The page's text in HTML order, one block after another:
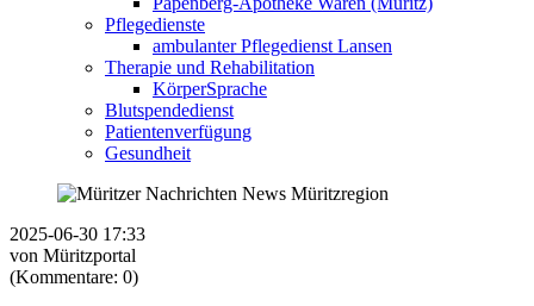
Pflegedienste
ambulanter Pflegedienst Lansen
Therapie und Rehabilitation
KörperSprache
Blutspendedienst
Patientenverfügung
Gesundheit
2025-06-30 17:33
von Müritzportal
(Kommentare: 0)